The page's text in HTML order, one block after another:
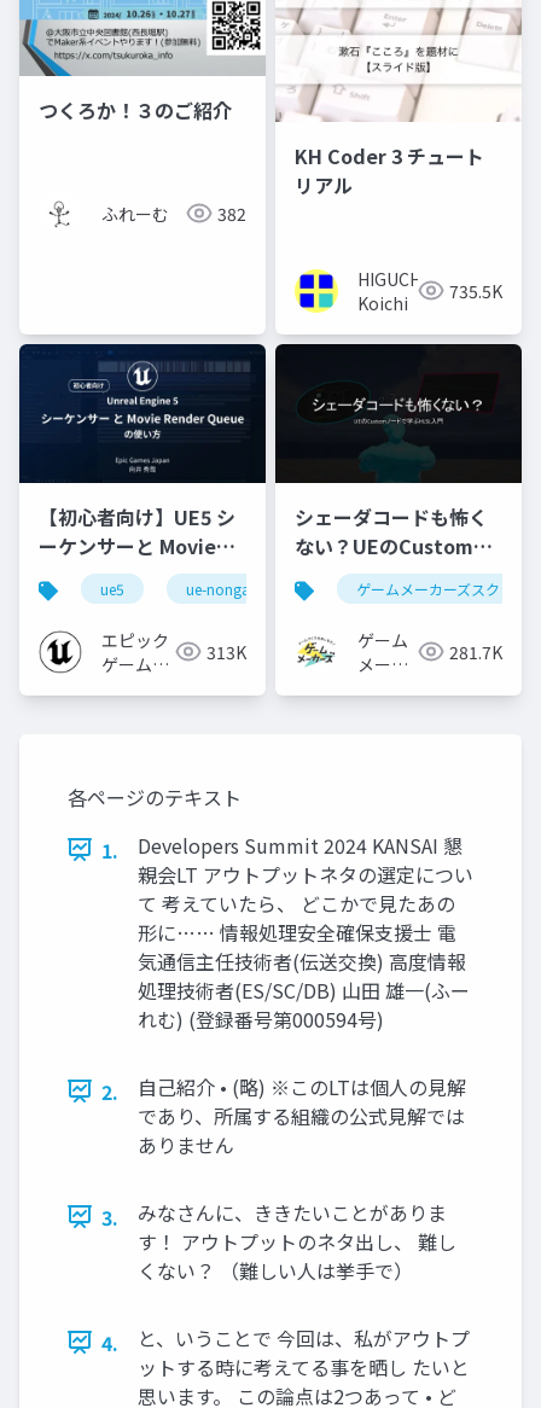
つくろか！３のご紹介
ふれーむ 382
KH Coder 3 チュート
リアル
HIGUCHI
Koichi
735.5K
【初心者向け】UE5 シ
ーケンサーと Movie
Render Queue の使い
方【Cinematic Dive
2023】
ue5 ue-nongame
エピック
ゲームズ
313K
シェーダコードも怖く
ない？UEのCustomノ
ードで学ぶHLSL入門
ゲームメーカーズスクラン
ゲーム
メーカ
281.7K
各ページのテキスト
1.
Developers Summit 2024 KANSAI 懇
親会LT アウトプットネタの選定につい
て 考えていたら、 どこかで見たあの
形に…… 情報処理安全確保支援士 電
気通信主任技術者(伝送交換) 高度情報
処理技術者(ES/SC/DB) 山田 雄一(ふー
れむ) (登録番号第000594号)
2.
自己紹介 • (略) ※このLTは個人の見解
であり、所属する組織の公式見解では
ありません
3.
みなさんに、ききたいことがありま
す！ アウトプットのネタ出し、 難し
くない？ （難しい人は挙手で）
4.
と、いうことで 今回は、私がアウトプ
ットする時に考えてる事を晒し たいと
思います。 この論点は2つあって • ど